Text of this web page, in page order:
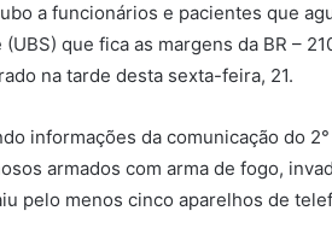
a funcionários e pacientes que
(UBS) que fica as margens da BR –
na tarde desta sexta-feira, 21.
informações da comunicação do
armados com arma de fogo,
pelo menos cinco aparelhos de